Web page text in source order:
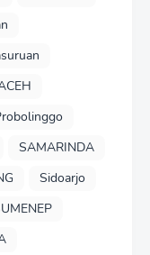
SAMARINDA
Sidoarjo